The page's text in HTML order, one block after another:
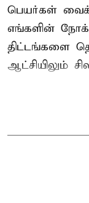
பெயர்கள்
எங்களின்
திட்டங்களை
ஆட்சியிலும்